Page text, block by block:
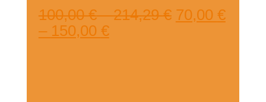
100,00€–214,29€ 70,00 €
– 150,00 €